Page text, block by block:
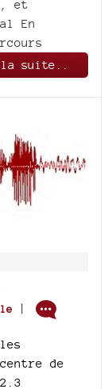
et
En
suite..
|
de